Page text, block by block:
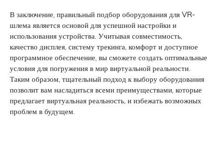
В заключение, правильный подбор оборудования для VR-
шлема является основой для успешной настройки и
использования устройства. Учитывая совместимость,
качество дисплея, систему трекинга, комфорт и доступное
программное обеспечение, вы сможете создать оптимальные
условия для погружения в мир виртуальной реальности.
Таким образом, тщательный подход к выбору оборудования
позволит вам насладиться всеми преимуществами, которые
предлагает виртуальная реальность, и избежать возможных
проблем в будущем.